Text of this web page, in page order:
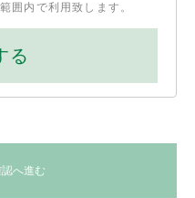
囲内で利用致します。
ェア、イベントへの予約受
うため。
ールやDMによりご案内す
る
へ進む